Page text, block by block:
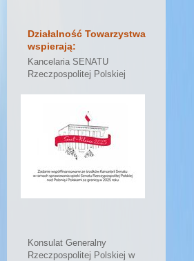
Działalność Towarzystwa
wspierają:
Kancelaria SENATU
Rzeczpospolitej Polskiej
Konsulat Generalny
Rzeczpospolitej Polskiej w